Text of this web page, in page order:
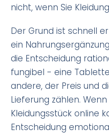
nicht, wenn Sie
Der Grund ist schnell
ein
die Entscheidung
fungibel - eine
andere, der Preis und
Lieferung zählen.
Kleidungsstück online
Entscheidung